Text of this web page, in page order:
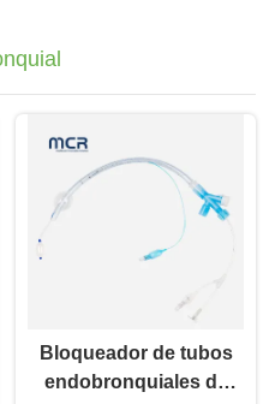
Bloqueador de tubos
endobronquiales de